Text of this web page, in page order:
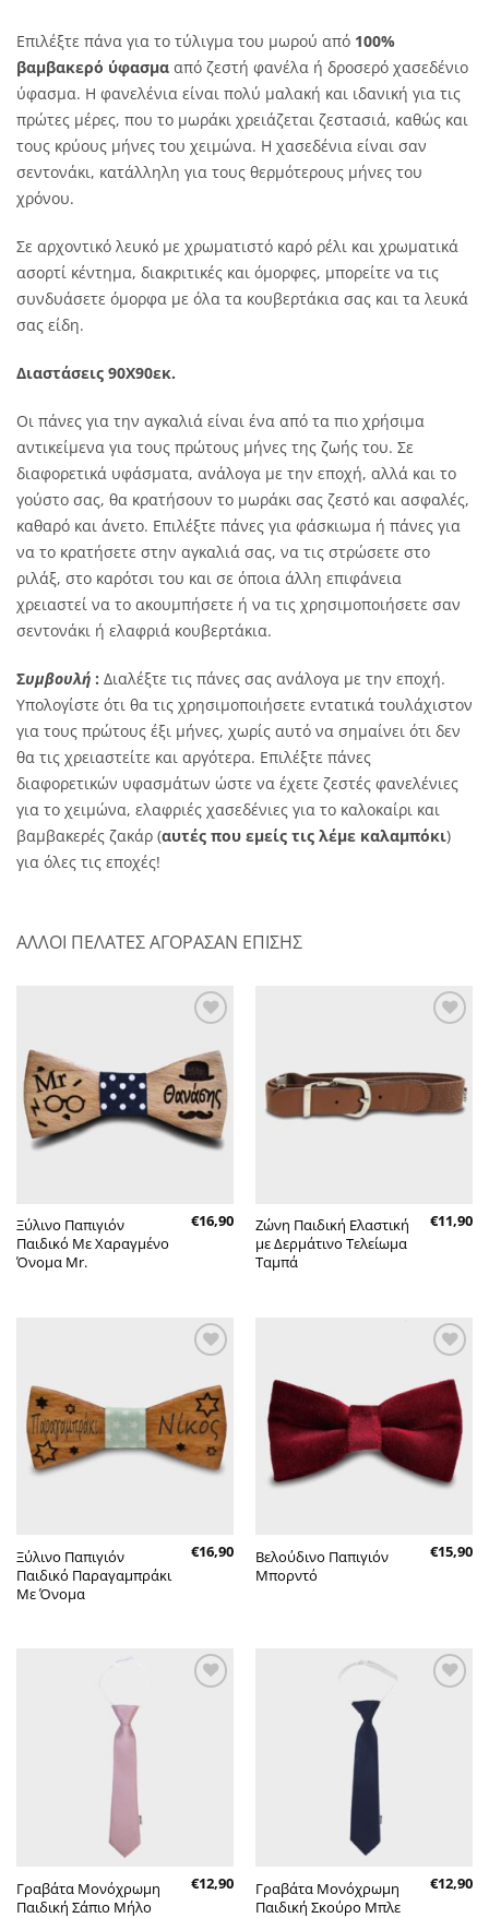
Επιλέξτε πάνα για το τύλιγμα του μωρού από 100%
βαμβακερό ύφασμα από ζεστή φανέλα ή δροσερό χασεδένιο
ύφασμα. Η φανελένια είναι πολύ μαλακή και ιδανική για τις
πρώτες μέρες, που το μωράκι χρειάζεται ζεστασιά, καθώς και
τους κρύους μήνες του χειμώνα. Η χασεδένια είναι σαν
σεντονάκι, κατάλληλη για τους θερμότερους μήνες του
χρόνου.
Σε αρχοντικό λευκό με χρωματιστό καρό ρέλι και χρωματικά
ασορτί κέντημα, διακριτικές και όμορφες, μπορείτε να τις
συνδυάσετε όμορφα με όλα τα κουβερτάκια σας και τα λευκά
σας είδη.
Διαστάσεις 90Χ90εκ.
Οι πάνες για την αγκαλιά είναι ένα από τα πιο χρήσιμα
αντικείμενα για τους πρώτους μήνες της ζωής του. Σε
διαφορετικά υφάσματα, ανάλογα με την εποχή, αλλά και το
γούστο σας, θα κρατήσουν το μωράκι σας ζεστό και ασφαλές,
καθαρό και άνετο. Επιλέξτε πάνες για φάσκιωμα ή πάνες για
να το κρατήσετε στην αγκαλιά σας, να τις στρώσετε στο
ριλάξ, στο καρότσι του και σε όποια άλλη επιφάνεια
χρειαστεί να το ακουμπήσετε ή να τις χρησιμοποιήσετε σαν
σεντονάκι ή ελαφριά κουβερτάκια.
Συμβουλή : Διαλέξτε τις πάνες σας ανάλογα με την εποχή.
Υπολογίστε ότι θα τις χρησιμοποιήσετε εντατικά τουλάχιστον
για τους πρώτους έξι μήνες, χωρίς αυτό να σημαίνει ότι δεν
θα τις χρειαστείτε και αργότερα. Επιλέξτε πάνες
διαφορετικών υφασμάτων ώστε να έχετε ζεστές φανελένιες
για το χειμώνα, ελαφριές χασεδένιες για το καλοκαίρι και
βαμβακερές ζακάρ (αυτές που εμείς τις λέμε καλαμπόκι)
για όλες τις εποχές!
ΑΛΛΟΙ ΠΕΛΑΤΕΣ ΑΓΟΡΑΣΑΝ ΕΠΙΣΗΣ
στην λίστα
επιθυμητών
Ξύλινο Παπιγιόν
Παιδικό Με Χαραγμένο
Όνομα Mr.
€16,90
επιθυμητών
Ζώνη Παιδική Ελαστική
με Δερμάτινο Τελείωμα
Ταμπά
€11,90
στην λίστα
επιθυμητών
Ξύλινο Παπιγιόν
Παιδικό Παραγαμπράκι
Με Όνομα
€16,90
στην λίστα
επιθυμητών
Βελούδινο Παπιγιόν
Μπορντό
€15,90
Γραβάτα Μονόχρωμη
Παιδική Σάπιο Μήλο
€12,90
Γραβάτα Μονόχρωμη
Παιδική Σκούρο Μπλε
€12,90